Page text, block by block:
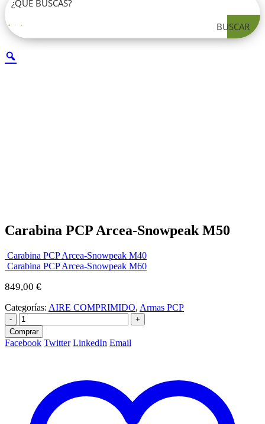
BUSCAR
Carabina PCP Arcea-Snowpeak M50
Carabina PCP Arcea-Snowpeak M40
Carabina PCP Arcea-Snowpeak M60
849,00 €
Categorías: AIRE COMPRIMIDO, Armas PCP
-
+
Comprar
Facebook Twitter LinkedIn Email